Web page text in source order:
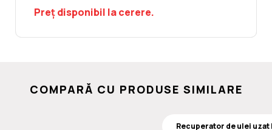
Preț disponibil la cerere.
COMPARĂ CU PRODUSE SIMILARE